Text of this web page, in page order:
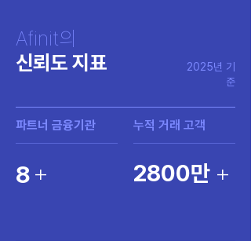
2025년 기
준
파트너 금융기관 누적 거래 고객
Afinit의
신뢰도 지표
+
+
8 2800만